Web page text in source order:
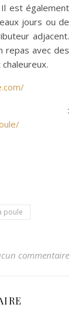
est également
jours ou de
adjacent.
repas avec des
:
poule
commentaire